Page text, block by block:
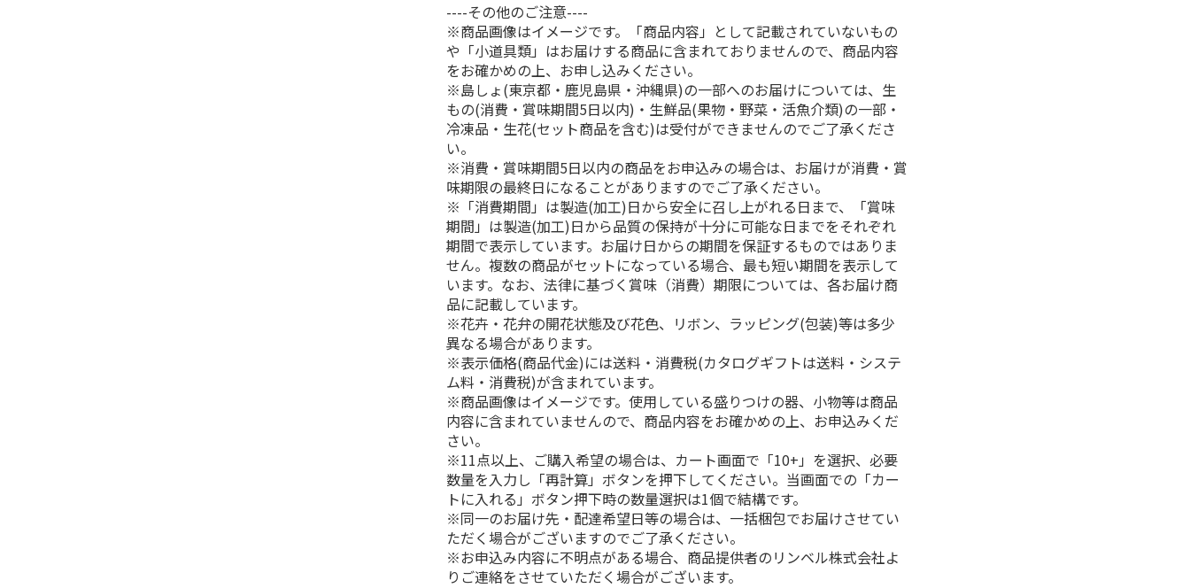
----その他のご注意----
※商品画像はイメージです。「商品内容」として記載されていないもの
や「小道具類」はお届けする商品に含まれておりませんので、商品内容
をお確かめの上、お申し込みください。
※島しょ(東京都・鹿児島県・沖縄県)の一部へのお届けについては、生
もの(消費・賞味期間5日以内)・生鮮品(果物・野菜・活魚介類)の一部・
冷凍品・生花(セット商品を含む)は受付ができませんのでご了承くださ
い。
※消費・賞味期間5日以内の商品をお申込みの場合は、お届けが消費・賞
味期限の最終日になることがありますのでご了承ください。
※「消費期間」は製造(加工)日から安全に召し上がれる日まで、「賞味
期間」は製造(加工)日から品質の保持が十分に可能な日までをそれぞれ
期間で表示しています。お届け日からの期間を保証するものではありま
せん。複数の商品がセットになっている場合、最も短い期間を表示して
います。なお、法律に基づく賞味（消費）期限については、各お届け商
品に記載しています。
※花卉・花弁の開花状態及び花色、リボン、ラッピング(包装)等は多少
異なる場合があります。
※表示価格(商品代金)には送料・消費税(カタログギフトは送料・システ
ム料・消費税)が含まれています。
※商品画像はイメージです。使用している盛りつけの器、小物等は商品
内容に含まれていませんので、商品内容をお確かめの上、お申込みくだ
さい。
※11点以上、ご購入希望の場合は、カート画面で「10+」を選択、必要
数量を入力し「再計算」ボタンを押下してください。当画面での「カー
トに入れる」ボタン押下時の数量選択は1個で結構です。
※同一のお届け先・配達希望日等の場合は、一括梱包でお届けさせてい
ただく場合がございますのでご了承ください。
※お申込み内容に不明点がある場合、商品提供者のリンベル株式会社よ
りご連絡をさせていただく場合がございます。